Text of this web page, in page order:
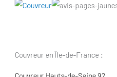
Couvreur en Île-de-France :
Couvreur Hauts-de-Seine 92